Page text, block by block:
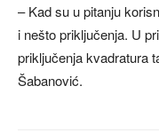
– Kad su u pitanju
i nešto priključenja. U
priključenja kvadratura
Šabanović.